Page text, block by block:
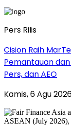
Pers Rilis
Cision Raih
Pemantauan dan
Pers, dan AEO
Kamis, 6 Agu